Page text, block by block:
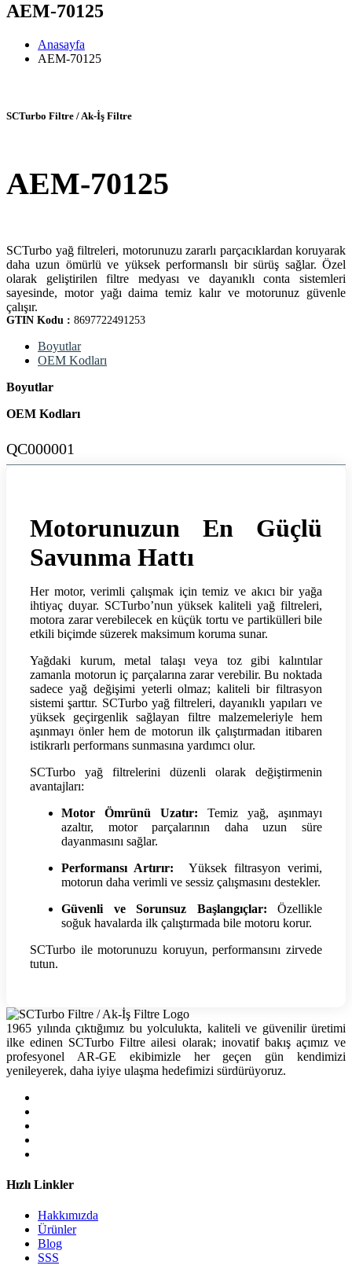
AEM-70125
Anasayfa
AEM-70125
SCTurbo Filtre / Ak-İş Filtre
AEM-70125
SCTurbo yağ filtreleri, motorunuzu zararlı parçacıklardan koruyarak
daha uzun ömürlü ve yüksek performanslı bir sürüş sağlar. Özel
olarak geliştirilen filtre medyası ve dayanıklı conta sistemleri
sayesinde, motor yağı daima temiz kalır ve motorunuz güvenle
çalışır.
GTIN Kodu : 8697722491253
Boyutlar
OEM Kodları
Boyutlar
OEM Kodları
QC000001
Motorunuzun En Güçlü
Savunma Hattı
Her motor, verimli çalışmak için temiz ve akıcı bir yağa
ihtiyaç duyar. SCTurbo’nun yüksek kaliteli yağ filtreleri,
motora zarar verebilecek en küçük tortu ve partikülleri bile
etkili biçimde süzerek maksimum koruma sunar.
Yağdaki kurum, metal talaşı veya toz gibi kalıntılar
zamanla motorun iç parçalarına zarar verebilir. Bu noktada
sadece yağ değişimi yeterli olmaz; kaliteli bir filtrasyon
sistemi şarttır. SCTurbo yağ filtreleri, dayanıklı yapıları ve
yüksek geçirgenlik sağlayan filtre malzemeleriyle hem
aşınmayı önler hem de motorun ilk çalıştırmadan itibaren
istikrarlı performans sunmasına yardımcı olur.
SCTurbo yağ filtrelerini düzenli olarak değiştirmenin
avantajları:
Motor Ömrünü Uzatır: Temiz yağ, aşınmayı
azaltır, motor parçalarının daha uzun süre
dayanmasını sağlar.
Performansı Artırır: Yüksek filtrasyon verimi,
motorun daha verimli ve sessiz çalışmasını destekler.
Güvenli ve Sorunsuz Başlangıçlar: Özellikle
soğuk havalarda ilk çalıştırmada bile motoru korur.
SCTurbo ile motorunuzu koruyun, performansını zirvede
tutun.
1965 yılında çıktığımız bu yolculukta, kaliteli ve güvenilir üretimi
ilke edinen SCTurbo Filtre ailesi olarak; inovatif bakış açımız ve
profesyonel AR-GE ekibimizle her geçen gün kendimizi
yenileyerek, daha iyiye ulaşma hedefimizi sürdürüyoruz.
Hızlı Linkler
Hakkımızda
Ürünler
Blog
SSS